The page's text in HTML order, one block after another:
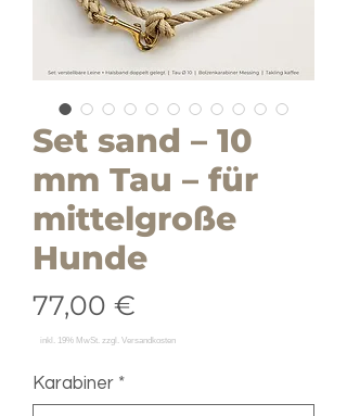
Set sand – 10
mm Tau – für
mittelgroße
Hunde
77,00 €
Karabiner *